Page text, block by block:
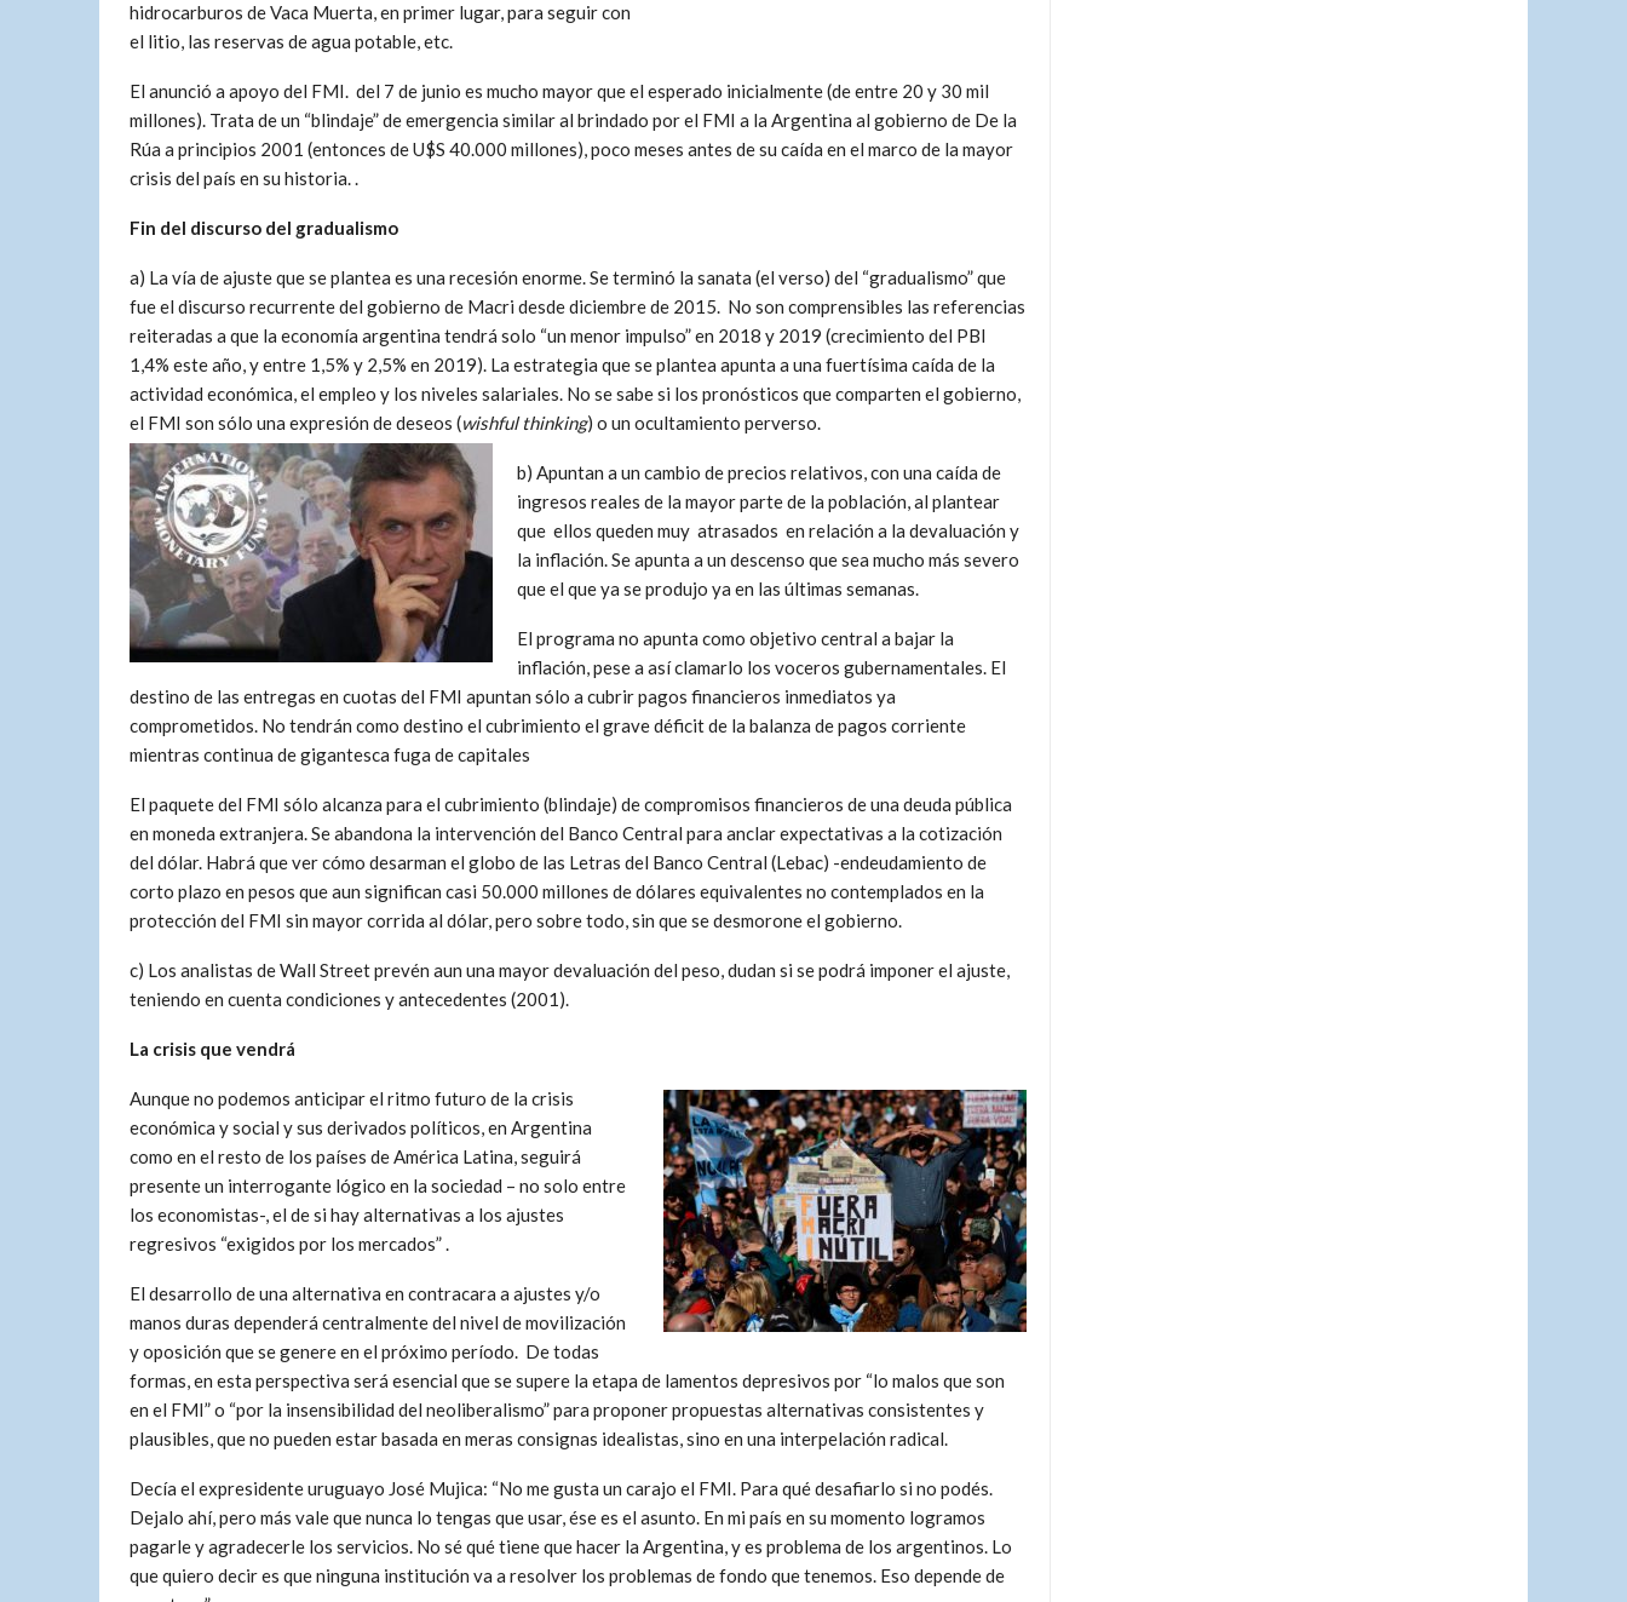
hidrocarburos de Vaca Muerta, en primer lugar, para seguir con
el litio, las reservas de agua potable, etc.
El anunció a apoyo del FMI. del 7 de junio es mucho mayor que el esperado inicialmente (de entre 20 y 30 mil
millones). Trata de un “blindaje” de emergencia similar al brindado por el FMI a la Argentina al gobierno de De la
Rúa a principios 2001 (entonces de U$S 40.000 millones), poco meses antes de su caída en el marco de la mayor
crisis del país en su historia. .
Fin del discurso del gradualismo
a) La vía de ajuste que se plantea es una recesión enorme. Se terminó la sanata (el verso) del “gradualismo” que
fue el discurso recurrente del gobierno de Macri desde diciembre de 2015. No son comprensibles las referencias
reiteradas a que la economía argentina tendrá solo “un menor impulso” en 2018 y 2019 (crecimiento del PBI
1,4% este año, y entre 1,5% y 2,5% en 2019). La estrategia que se plantea apunta a una fuertísima caída de la
actividad económica, el empleo y los niveles salariales. No se sabe si los pronósticos que comparten el gobierno,
el FMI son sólo una expresión de deseos (wishful thinking) o un ocultamiento perverso.
b) Apuntan a un cambio de precios relativos, con una caída de
ingresos reales de la mayor parte de la población, al plantear
que ellos queden muy atrasados en relación a la devaluación y
la inflación. Se apunta a un descenso que sea mucho más severo
que el que ya se produjo ya en las últimas semanas.
El programa no apunta como objetivo central a bajar la
inflación, pese a así clamarlo los voceros gubernamentales. El
destino de las entregas en cuotas del FMI apuntan sólo a cubrir pagos financieros inmediatos ya
comprometidos. No tendrán como destino el cubrimiento el grave déficit de la balanza de pagos corriente
mientras continua de gigantesca fuga de capitales
El paquete del FMI sólo alcanza para el cubrimiento (blindaje) de compromisos financieros de una deuda pública
en moneda extranjera. Se abandona la intervención del Banco Central para anclar expectativas a la cotización
del dólar. Habrá que ver cómo desarman el globo de las Letras del Banco Central (Lebac) -endeudamiento de
corto plazo en pesos que aun significan casi 50.000 millones de dólares equivalentes no contemplados en la
protección del FMI sin mayor corrida al dólar, pero sobre todo, sin que se desmorone el gobierno.
c) Los analistas de Wall Street prevén aun una mayor devaluación del peso, dudan si se podrá imponer el ajuste,
teniendo en cuenta condiciones y antecedentes (2001).
La crisis que vendrá
Aunque no podemos anticipar el ritmo futuro de la crisis
económica y social y sus derivados políticos, en Argentina
como en el resto de los países de América Latina, seguirá
presente un interrogante lógico en la sociedad – no solo entre
los economistas-, el de si hay alternativas a los ajustes
regresivos “exigidos por los mercados” .
El desarrollo de una alternativa en contracara a ajustes y/o
manos duras dependerá centralmente del nivel de movilización
y oposición que se genere en el próximo período. De todas
formas, en esta perspectiva será esencial que se supere la etapa de lamentos depresivos por “lo malos que son
en el FMI” o “por la insensibilidad del neoliberalismo” para proponer propuestas alternativas consistentes y
plausibles, que no pueden estar basada en meras consignas idealistas, sino en una interpelación radical.
Decía el expresidente uruguayo José Mujica: “No me gusta un carajo el FMI. Para qué desafiarlo si no podés.
Dejalo ahí, pero más vale que nunca lo tengas que usar, ése es el asunto. En mi país en su momento logramos
pagarle y agradecerle los servicios. No sé qué tiene que hacer la Argentina, y es problema de los argentinos. Lo
que quiero decir es que ninguna institución va a resolver los problemas de fondo que tenemos. Eso depende de